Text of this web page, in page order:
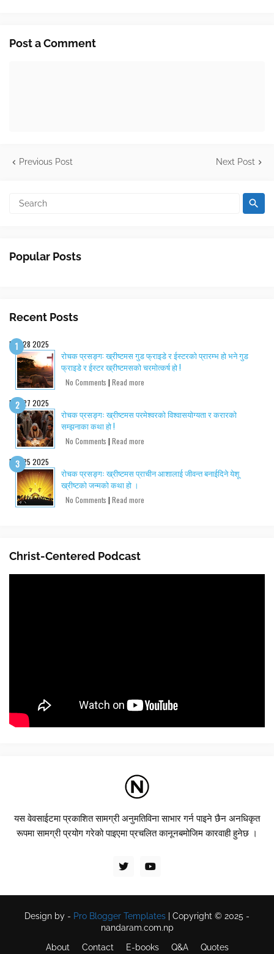
Post a Comment
Previous Post Next Post
Popular Posts
Recent Posts
Dec 28 2025
रोचक प्रसङ्ग: ख्रीष्टमस गुड फ्राइडे र ईस्टरको प्रारम्भ हो भने गुड
फ्राइडे र ईस्टर ख्रीष्टमसको चरमोत्कर्ष हो !
No Comments | Read more
Dec 27 2025
रोचक प्रसङ्गः ख्रीष्टमस परमेश्वरको विश्वासयोग्यता र करारको
सम्झनाका कथा हो !
No Comments | Read more
Dec 25 2025
रोचक प्रसङ्गः ख्रीष्टमस प्राचीन आशालाई जीवन्त बनाईदिने येशू
ख्रीष्टको जन्मको कथा हो ।
No Comments | Read more
Christ-Centered Podcast
यस वेवसाईटमा प्रकाशित सामग्री अनुमतिविना साभार गर्न पाइने छैन अनधिकृत
रूपमा सामग्री प्रयोग गरेको पाइएमा प्रचलित कानूनबमोजिम कारवाही हुनेछ ।
Design by - Pro Blogger Templates | Copyright © 2025 -
nandaram.com.np
About
Contact E-books Q&A Quotes